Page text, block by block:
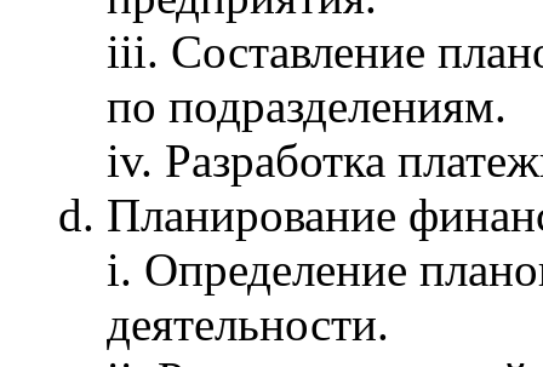
iii. Составление
по подразделениям.
iv. Разработка
d. Планирование
i. Определение
деятельности.